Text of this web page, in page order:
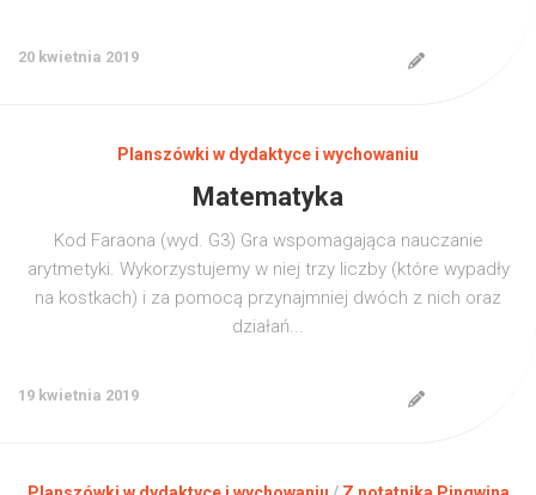
20 kwietnia 2019
Planszówki w dydaktyce i wychowaniu
Matematyka
Kod Faraona (wyd. G3) Gra wspomagająca nauczanie
arytmetyki. Wykorzystujemy w niej trzy liczby (które wypadły
na kostkach) i za pomocą przynajmniej dwóch z nich oraz
działań...
19 kwietnia 2019